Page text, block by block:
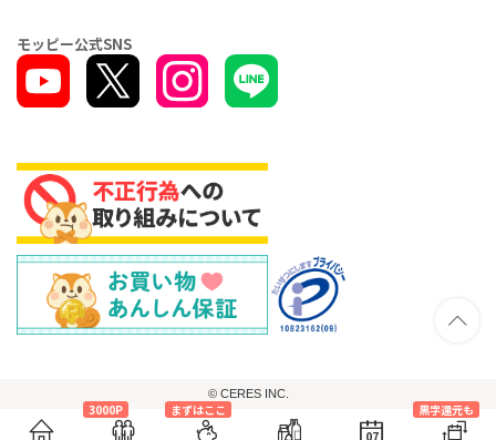
3000P
まずはここ
07
黒字還元も
モッピー公式SNS
© CERES INC.